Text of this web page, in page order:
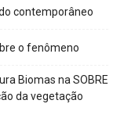
contemporâneo
o fenômeno
Biomas na SOBRE
da vegetação